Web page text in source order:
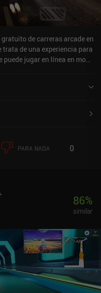
de carreras arcade en
trata de una experiencia para
jugar en línea en modo
Store de iOS.
PARA NADA 0
86%
similar